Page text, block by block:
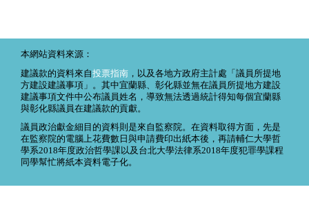
本網站資料來源：
建議款的資料來自投票指南 ，以及各地方政府主計處「議員所提地
方建設建議事項」。其中宜蘭縣、彰化縣並無在議員所提地方建設
建議事項文件中公布議員姓名，導致無法透過統計得知每個宜蘭縣
與彰化縣議員在建議款的貢獻。
議員政治獻金細目的資料則是來自監察院。在資料取得方面，先是
在監察院的電腦上花費數日與申請費印出紙本後，再請輔仁大學哲
學系2018年度政治哲學課以及台北大學法律系2018年度犯罪學課程
同學幫忙將紙本資料電子化。